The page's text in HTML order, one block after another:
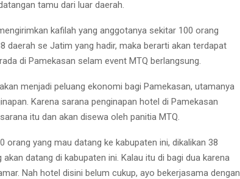
tamu dari luar daerah.
kafilah yang anggotanya sekitar 100 orang
daerah se Jatim yang hadir, maka berarti akan terdapat
di Pamekasan selam event MTQ berlangsung.
menjadi peluang ekonomi bagi Pamekasan, utamanya
Karena sarana penginapan hotel di Pamekasan
itu dan akan disewa oleh panitia MTQ.
yang mau datang ke kabupaten ini, dikalikan 38
datang di kabupaten ini. Kalau itu di bagi dua karena
Nah hotel disini belum cukup, ayo bekerjasama dengan